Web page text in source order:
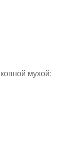
мухой: